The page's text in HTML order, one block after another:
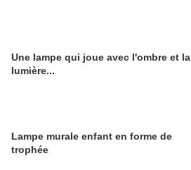
Une lampe qui joue avec l'ombre et la
lumière...
Lampe murale enfant en forme de
trophée